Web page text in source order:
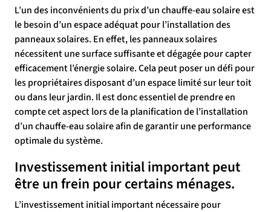
L’un des inconvénients du prix d’un chauffe-eau solaire est
le besoin d’un espace adéquat pour l’installation des
panneaux solaires. En effet, les panneaux solaires
nécessitent une surface suffisante et dégagée pour capter
efficacement l’énergie solaire. Cela peut poser un défi pour
les propriétaires disposant d’un espace limité sur leur toit
ou dans leur jardin. Il est donc essentiel de prendre en
compte cet aspect lors de la planification de l’installation
d’un chauffe-eau solaire afin de garantir une performance
optimale du système.
Investissement initial important peut
être un frein pour certains ménages.
L’investissement initial important nécessaire pour